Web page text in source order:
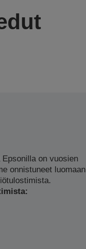
on vuosien
onnistuneet luomaan